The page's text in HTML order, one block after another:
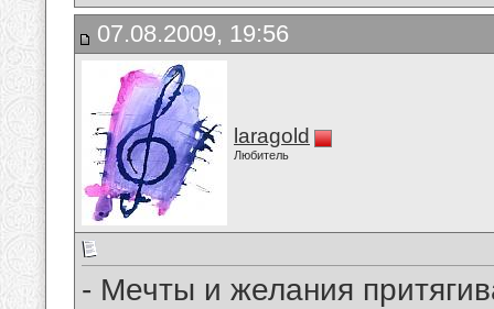
07.08.2009, 19:56
laragold
Любитель
- Мечты и желания